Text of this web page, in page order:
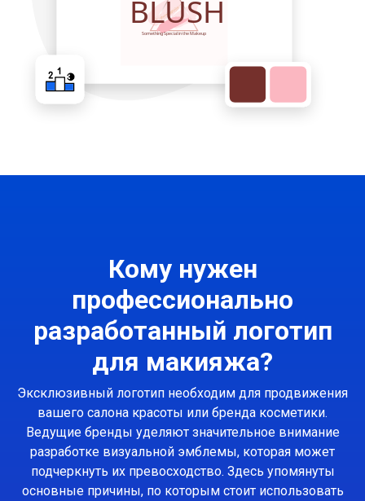
Кому нужен
профессионально
разработанный логотип
для макияжа?
Эксклюзивный логотип необходим для продвижения
вашего салона красоты или бренда косметики.
Ведущие бренды уделяют значительное внимание
разработке визуальной эмблемы, которая может
подчеркнуть их превосходство. Здесь упомянуты
основные причины, по которым стоит использовать